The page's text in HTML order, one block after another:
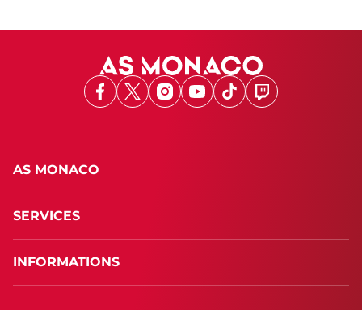
Facebook
X Instagram
Youtube
TikTokTwitch
AS MONACO
SERVICES
INFORMATIONS